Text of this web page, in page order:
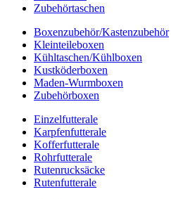
Zubehörtaschen
Boxenzubehör/Kastenzubehör
Kleinteileboxen
Kühltaschen/Kühlboxen
Kustköderboxen
Maden-Wurmboxen
Zubehörboxen
Einzelfutterale
Karpfenfutterale
Kofferfutterale
Rohrfutterale
Rutenrucksäcke
Rutenfutterale